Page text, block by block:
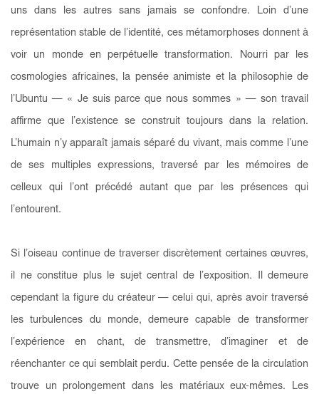
uns dans les autres sans jamais se confondre. Loin d’une
représentation stable de l’identité, ces métamorphoses donnent à
voir un monde en perpétuelle transformation. Nourri par les
cosmologies africaines, la pensée animiste et la philosophie de
l’Ubuntu — « Je suis parce que nous sommes » — son travail
affirme que l’existence se construit toujours dans la relation.
L’humain n’y apparaît jamais séparé du vivant, mais comme l’une
de ses multiples expressions, traversé par les mémoires de
celleux qui l’ont précédé autant que par les présences qui
l’entourent.
Si l’oiseau continue de traverser discrètement certaines œuvres,
il ne constitue plus le sujet central de l’exposition. Il demeure
cependant la figure du créateur — celui qui, après avoir traversé
les turbulences du monde, demeure capable de transformer
l’expérience en chant, de transmettre, d’imaginer et de
réenchanter ce qui semblait perdu. Cette pensée de la circulation
trouve un prolongement dans les matériaux eux-mêmes. Les